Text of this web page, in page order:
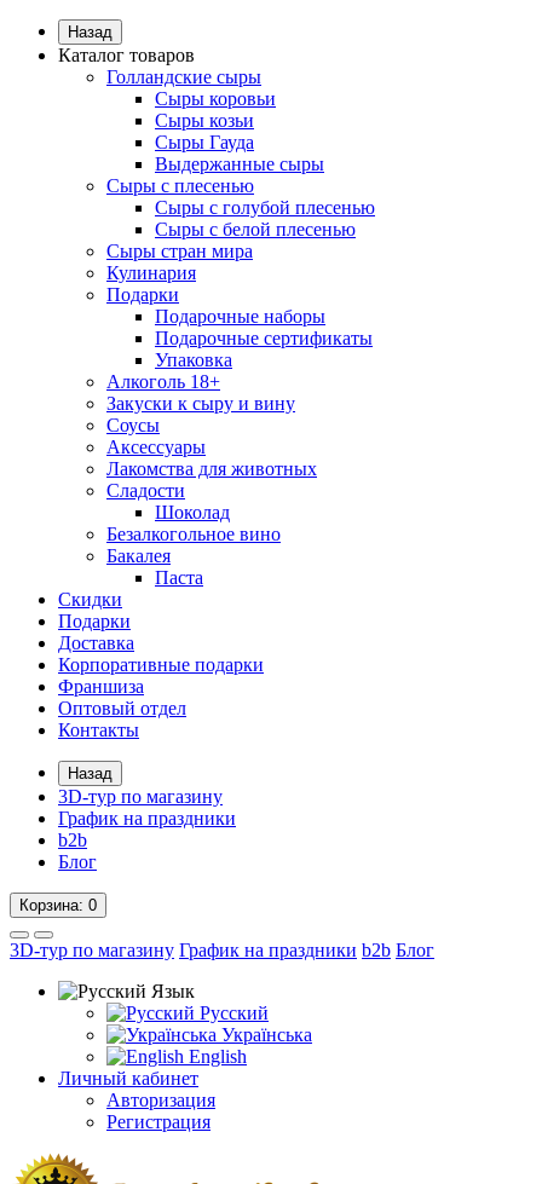
Назад
Каталог товаров
Голландские сыры
Сыры коровьи
Сыры козьи
Сыры Гауда
Выдержанные сыры
Сыры с плесенью
Сыры с голубой плесенью
Сыры с белой плесенью
Сыры стран мира
Кулинария
Подарки
Подарочные наборы
Подарочные сертификаты
Упаковка
Алкоголь 18+
Закуски к сыру и вину
Соусы
Аксессуары
Лакомства для животных
Сладости
Шоколад
Безалкогольное вино
Бакалея
Паста
Скидки
Подарки
Доставка
Корпоративные подарки
Франшиза
Оптовый отдел
Контакты
Назад
3D-тур по магазину
График на праздники
b2b
Блог
Корзина: 0
3D-тур по магазину График на праздники b2b Блог
Язык
Русский
Українська
English
Личный кабинет
Авторизация
Регистрация